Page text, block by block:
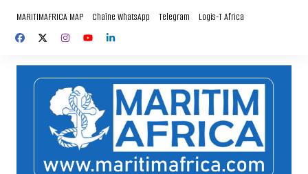
contenu
MARITIMAFRICA MAP Chaîne WhatsApp Telegram Logis-T Africa